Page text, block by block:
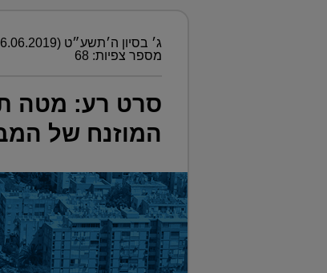
ג׳ בסיון ה׳תשע״ט (06.06.2019)
מספר צפיות: 68
סרט רע: מטה
המוזנח של